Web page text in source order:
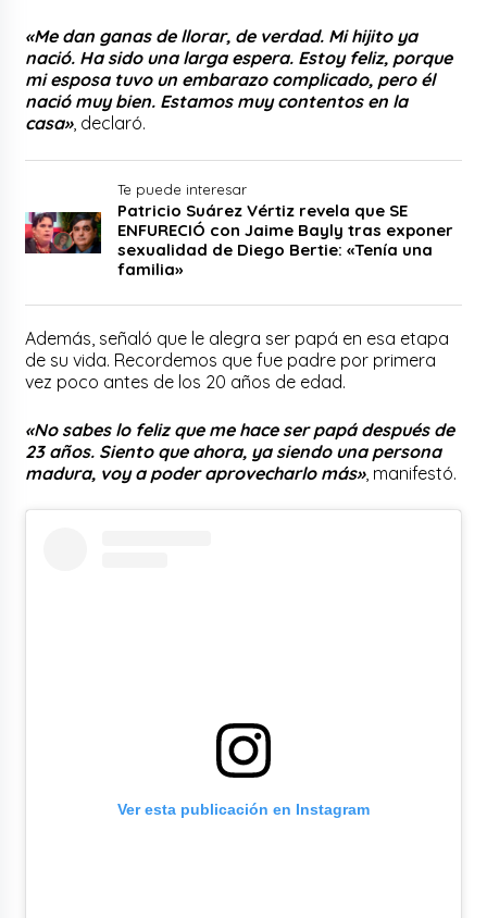
«Me dan ganas de llorar, de verdad. Mi hijito ya
nació. Ha sido una larga espera. Estoy feliz, porque
mi esposa tuvo un embarazo complicado, pero él
nació muy bien. Estamos muy contentos en la
casa», declaró.
Te puede interesar
Patricio Suárez Vértiz revela que SE
ENFURECIÓ con Jaime Bayly tras exponer
sexualidad de Diego Bertie: «Tenía una
familia»
Además, señaló que le alegra ser papá en esa etapa
de su vida. Recordemos que fue padre por primera
vez poco antes de los 20 años de edad.
«No sabes lo feliz que me hace ser papá después de
23 años. Siento que ahora, ya siendo una persona
madura, voy a poder aprovecharlo más», manifestó.
Ver esta publicación en Instagram